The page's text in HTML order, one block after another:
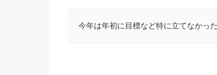
今年は年初に目標など特に立てなかった